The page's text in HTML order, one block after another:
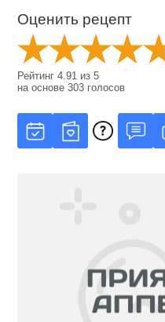
Оценить рецепт
Рейтинг4.91 из5
на основе303 голосов